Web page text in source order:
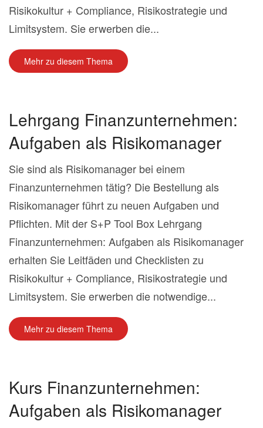
Risikokultur + Compliance, Risikostrategie und
Limitsystem. Sie erwerben die...
Mehr zu diesem Thema
Lehrgang Finanzunternehmen:
Aufgaben als Risikomanager
Sie sind als Risikomanager bei einem
Finanzunternehmen tätig? Die Bestellung als
Risikomanager führt zu neuen Aufgaben und
Pflichten. Mit der S+P Tool Box Lehrgang
Finanzunternehmen: Aufgaben als Risikomanager
erhalten Sie Leitfäden und Checklisten zu
Risikokultur + Compliance, Risikostrategie und
Limitsystem. Sie erwerben die notwendige...
Mehr zu diesem Thema
Kurs Finanzunternehmen:
Aufgaben als Risikomanager